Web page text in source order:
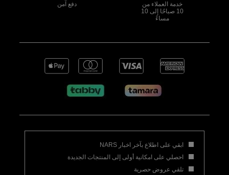
خدمة العملاء من
10 صباحًا إلى 10
مساءً
دفع آمن
ابقي على اطلاع بآخر اخبار NARS
احصلي على امكانية أولى إلى المنتجات الجديدة
تلقي عروض حصرية